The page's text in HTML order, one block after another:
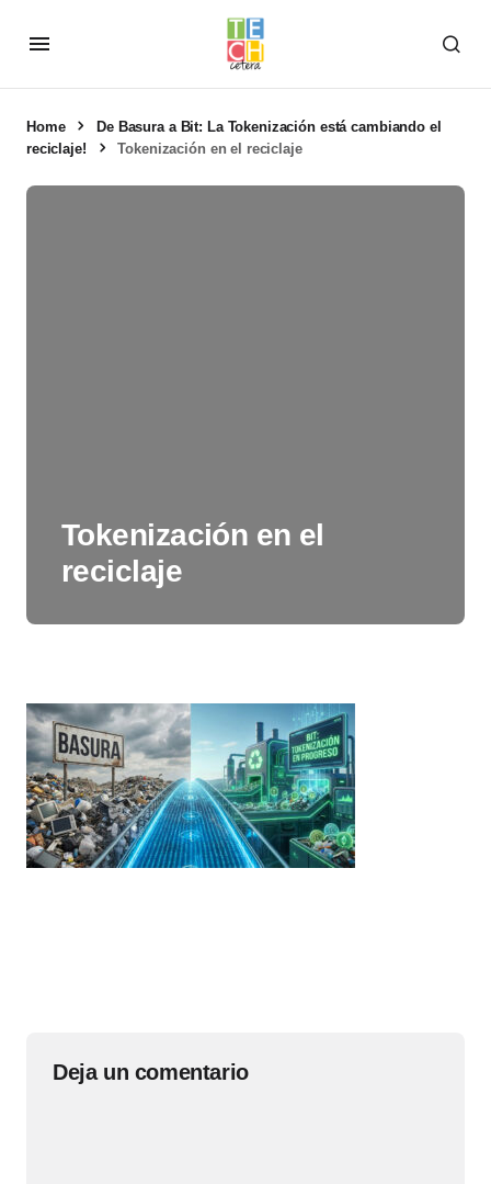
Home
De Basura a Bit: La Tokenización está cambiando el
reciclaje!
Tokenización en el reciclaje
Tokenización en el
reciclaje
Deja un comentario